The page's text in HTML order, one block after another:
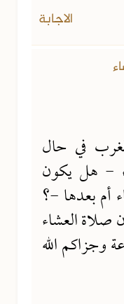
الاجابة
في حال
- هل يكون
أم بعدها -؟
صلاة العشاء
وجزاكم الله